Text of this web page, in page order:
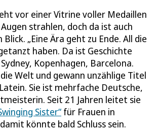
vor einer Vitrine voller Medaillen
strahlen, doch da ist auch
„Eine Ära geht zu Ende. All die
haben. Da ist Geschichte
Kopenhagen, Barcelona.
Welt und gewann unzählige Titel
Sie ist mehrfache Deutsche,
Seit 21 Jahren leitet sie
Sister“ für Frauen in
könnte bald Schluss sein.